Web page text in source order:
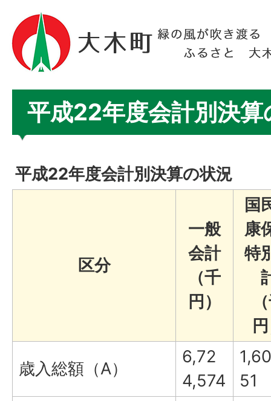
平成22年度会計別決算
平成22年度会計別決算の状況
区分
一般
会計
（千
円）
国
康
特
歳入総額（A）
6,72
4,574
51